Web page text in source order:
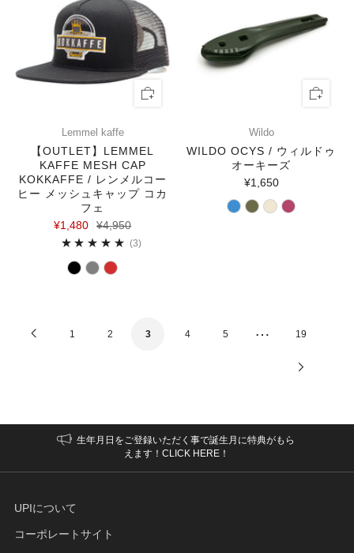
Lemmel kaffe
【OUTLET】LEMMEL
KAFFE MESH CAP
KOKKAFFE / レンメルコー
ヒー メッシュキャップ コカ
フェ
¥1,480
¥4,950
(3)3
Wildo
WILDO OCYS / ウィルドゥ
オーキーズ
¥1,650
Previous1 2 3 4 5 … 19
生年月日をご登録いただく事で誕生月に特典がもら
えます！CLICK HERE！
UPIについて
コーポレートサイト